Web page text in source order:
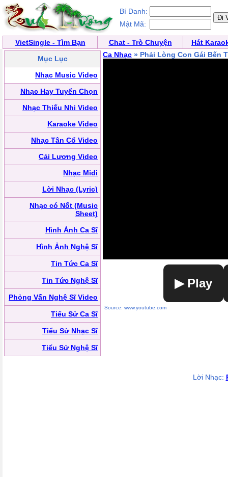
Bí Danh:
Mật Mã:
VietSingle - Tìm Bạn Chat - Trò Chuyện
Hát
Mục Lục
Nhạc Music Video
Nhạc Hay Tuyển Chọn
Nhạc Thiếu Nhi Video
Karaoke Video
Nhạc Tân Cổ Video
Cải Lương Video
Nhạc Midi
Lời Nhạc (Lyric)
Nhạc có Nốt (Music
Sheet)
Hình Ảnh Ca Sĩ
Hình Ảnh Nghệ Sĩ
Tin Tức Ca Sĩ
Tin Tức Nghệ Sĩ
Phỏng Vấn Nghệ Sĩ Video
Tiểu Sử Ca Sĩ
Tiểu Sử Nhạc Sĩ
Tiểu Sử Nghệ Sĩ
Ca Nhạc » Phải Lòng Con Gái Bến
▶ Play
Source: www.youtube.com
Lời Nhạc: